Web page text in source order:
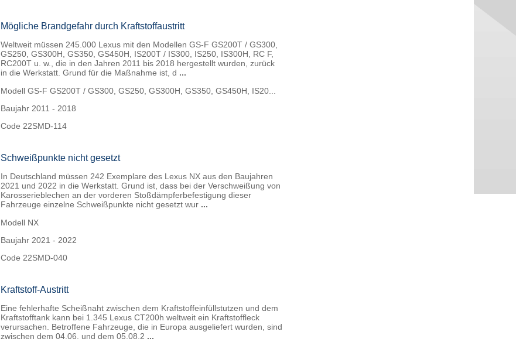
Mögliche Brandgefahr durch Kraftstoffaustritt
Weltweit müssen 245.000 Lexus mit den Modellen GS-F GS200T / GS300,
GS250, GS300H, GS350, GS450H, IS200T / IS300, IS250, IS300H, RC F,
RC200T u. w., die in den Jahren 2011 bis 2018 hergestellt wurden, zurück
in die Werkstatt. Grund für die Maßnahme ist, d ...
ModellGS-F GS200T / GS300, GS250, GS300H, GS350, GS450H, IS20...
Baujahr2011 - 2018
Code22SMD-114
Schweißpunkte nicht gesetzt
In Deutschland müssen 242 Exemplare des Lexus NX aus den Baujahren
2021 und 2022 in die Werkstatt. Grund ist, dass bei der Verschweißung von
Karosserieblechen an der vorderen Stoßdämpferbefestigung dieser
Fahrzeuge einzelne Schweißpunkte nicht gesetzt wur ...
Modell NX
Baujahr2021 - 2022
Code22SMD-040
Kraftstoff-Austritt
Eine fehlerhafte Scheißnaht zwischen dem Kraftstoffeinfüllstutzen und dem
Kraftstofftank kann bei 1.345 Lexus CT200h weltweit ein Kraftstoffleck
verursachen. Betroffene Fahrzeuge, die in Europa ausgeliefert wurden, sind
zwischen dem 04.06. und dem 05.08.2 ...